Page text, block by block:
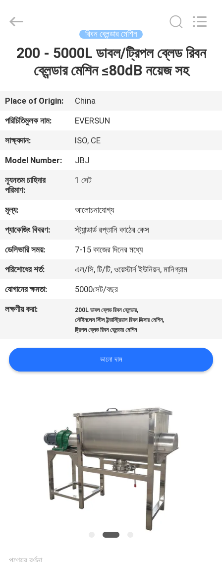
বাড়ি
VR
প্রদর্শন
আমাদের
সম্পর্কে
কারখানা
ভ্রমণ
মান
নিয়ন্ত্রণ
যোগাযোগ
উদ্ধৃতির
সাইটম্যাপ
Reserved.
রিবন ব্লেন্ডার মেশিন
200 - 5000L ডাবল/ট্রিপল ব্লেড রিবন
ব্লেন্ডার মেশিন ≤80dB নয়েজ সহ
Place of Origin:
China
পরিচিতিমুলক নাম:
EVERSUN
সাক্ষ্যদান:
ISO, CE
Model Number:
JBJ
ন্যূনতম চাহিদার
পরিমাণ:
1 সেট
মূল্য:
আলোচনাযোগ্য
প্যাকেজিং বিবরণ:
স্ট্যান্ডার্ড রপ্তানি কাঠের কেস
ডেলিভারি সময়:
7-15 কাজের দিনের মধ্যে
পরিশোধের শর্ত:
এল/সি, টি/টি, ওয়েস্টার্ন ইউনিয়ন, মানিগ্রাম
যোগানের ক্ষমতা:
5000সেট/বছর
লক্ষণীয় করা:
200L ডাবল ব্লেড রিবন ব্লেন্ডার,
স্টেইনলেস স্টিল ইন্ডাস্ট্রিয়াল রিবন মিক্সার মেশিন,
ট্রিপল ব্লেড রিবন ব্লেন্ডার মেশিন
ভালো দাম